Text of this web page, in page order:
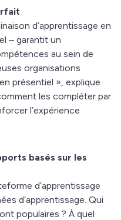
d’apprentissage en
– garantit un
au sein de
organisations
présentiel », explique
les compléter par
l’expérience
basés sur les
d’apprentissage
d’apprentissage. Qui
populaires ? À quel